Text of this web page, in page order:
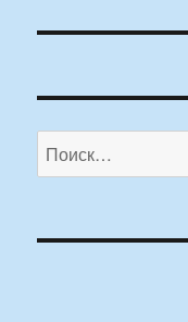
Искать: